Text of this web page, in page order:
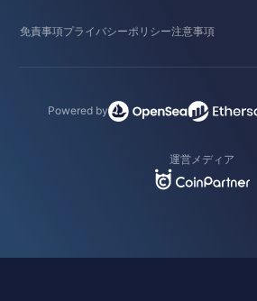
免責事項プライバシーポリシー注意事項
Powered by
運営メディア